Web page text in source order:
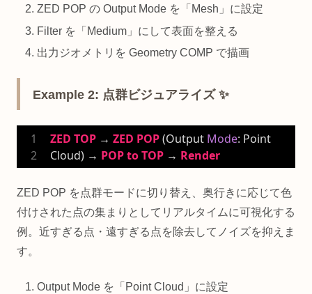
ZED POP の Output Mode を「Mesh」に設定
Filter を「Medium」にして表面を整える
出力ジオメトリを Geometry COMP で描画
Example 2: 点群ビジュアライズ ✨
ZED TOP → ZED POP (Output Mode: Point
Cloud) → POPtoTOP → Render
ZED POP を点群モードに切り替え、奥行きに応じて色
付けされた点の集まりとしてリアルタイムに可視化する
例。近すぎる点・遠すぎる点を除去してノイズを抑えま
す。
Output Mode を「Point Cloud」に設定